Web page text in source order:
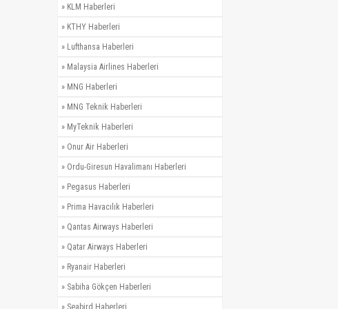
» KLM Haberleri
» KTHY Haberleri
» Lufthansa Haberleri
» Malaysia Airlines Haberleri
» MNG Haberleri
» MNG Teknik Haberleri
» MyTeknik Haberleri
» Onur Air Haberleri
» Ordu-Giresun Havalimanı Haberleri
» Pegasus Haberleri
» Prima Havacılık Haberleri
» Qantas Airways Haberleri
» Qatar Airways Haberleri
» Ryanair Haberleri
» Sabiha Gökçen Haberleri